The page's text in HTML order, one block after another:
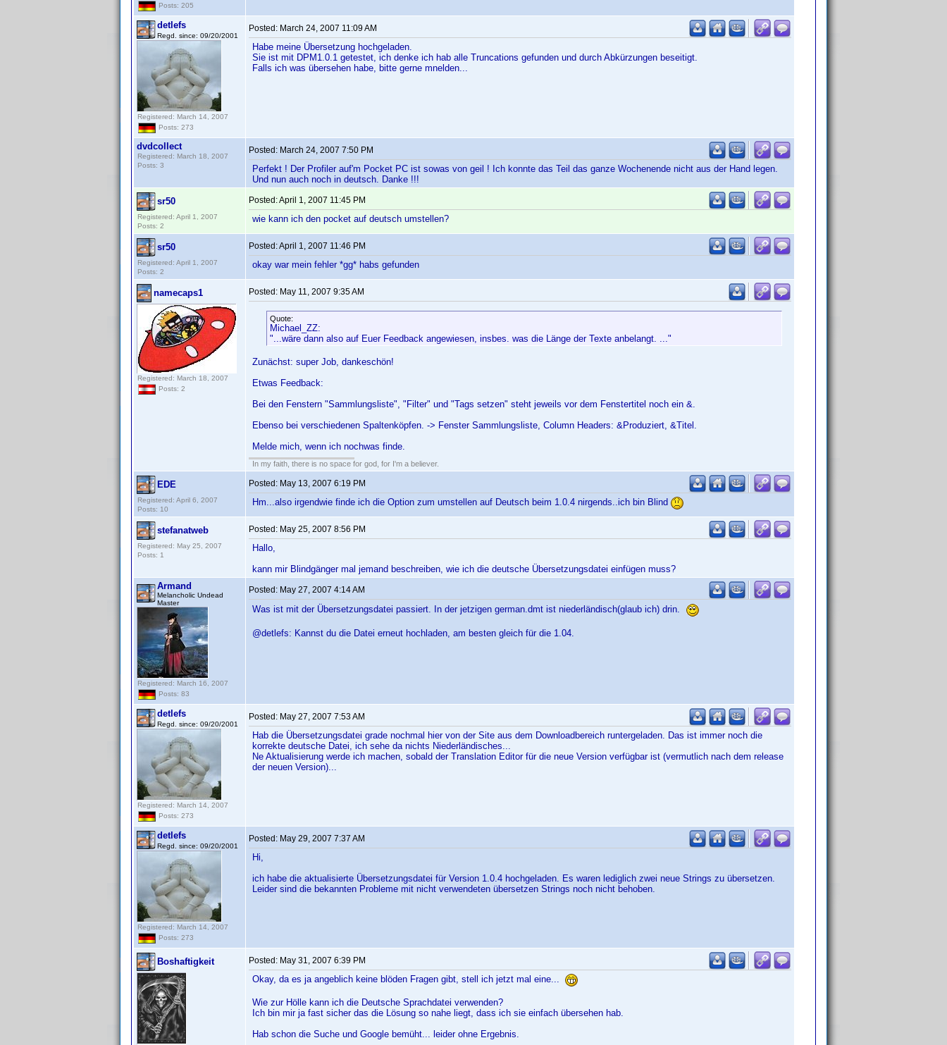
Posts: 205
detlefs
Regd. since: 09/20/2001
Registered: March 14, 2007
Posts: 273
Posted: March 24, 2007 11:09 AM
Habe meine Übersetzung hochgeladen.
Sie ist mit DPM1.0.1 getestet, ich denke ich hab alle Truncations gefunden und durch Abkürzungen beseitigt.
Falls ich was übersehen habe, bitte gerne mnelden...
dvdcollect
Registered: March 18, 2007
Posts: 3
Posted: March 24, 2007 7:50 PM
Perfekt ! Der Profiler auf'm Pocket PC ist sowas von geil ! Ich konnte das Teil das ganze Wochenende nicht aus der Hand legen.
Und nun auch noch in deutsch. Danke !!!
sr50
Registered: April 1, 2007
Posts: 2
Posted:April 1, 2007 11:45 PM
wie kann ich den pocket auf deutsch umstellen?
sr50
Registered: April 1, 2007
Posts: 2
Posted:April 1, 2007 11:46 PM
okay war mein fehler *gg* habs gefunden
namecaps1
Registered: March 18, 2007
Posts: 2
Posted: May 11, 2007 9:35 AM
Quote:
Michael_ZZ:
"...wäre dann also auf Euer Feedback angewiesen, insbes. was die Länge der Texte anbelangt. ..."
Zunächst: super Job, dankeschön!
Etwas Feedback:
Bei den Fenstern "Sammlungsliste", "Filter" und "Tags setzen" steht jeweils vor dem Fenstertitel noch ein &.
Ebenso bei verschiedenen Spaltenköpfen. -> Fenster Sammlungsliste, Column Headers: &Produziert, &Titel.
Melde mich, wenn ich nochwas finde.
In my faith, there is no space for god, for I'm a believer.
EDE
Registered: April 6, 2007
Posts: 10
Posted: May 13, 2007 6:19 PM
Hm...also irgendwie finde ich die Option zum umstellen auf Deutsch beim 1.0.4 nirgends..ich bin Blind
stefanatweb
Registered: May 25, 2007
Posts: 1
Posted: May 25, 2007 8:56 PM
Hallo,
kann mir Blindgänger mal jemand beschreiben, wie ich die deutsche Übersetzungsdatei einfügen muss?
Armand
Melancholic Undead
Master
Registered: March 16, 2007
Posts: 83
Posted: May 27, 2007 4:14 AM
Was ist mit der Übersetzungsdatei passiert. In der jetzigen german.dmt ist niederländisch(glaub ich) drin.
@detlefs: Kannst du die Datei erneut hochladen, am besten gleich für die 1.04.
detlefs
Regd. since: 09/20/2001
Registered: March 14, 2007
Posts: 273
Posted: May 27, 2007 7:53 AM
Hab die Übersetzungsdatei grade nochmal hier von der Site aus dem Downloadbereich runtergeladen. Das ist immer noch die
korrekte deutsche Datei, ich sehe da nichts Niederländisches...
Ne Aktualisierung werde ich machen, sobald der Translation Editor für die neue Version verfügbar ist (vermutlich nach dem release
der neuen Version)...
detlefs
Regd. since: 09/20/2001
Registered: March 14, 2007
Posts: 273
Posted: May 29, 2007 7:37 AM
Hi,
ich habe die aktualisierte Übersetzungsdatei für Version 1.0.4 hochgeladen. Es waren lediglich zwei neue Strings zu übersetzen.
Leider sind die bekannten Probleme mit nicht verwendeten übersetzen Strings noch nicht behoben.
Boshaftigkeit Posted: May 31, 2007 6:39 PM
Okay, da es ja angeblich keine blöden Fragen gibt, stell ich jetzt mal eine...
Wie zur Hölle kann ich die Deutsche Sprachdatei verwenden?
Ich bin mir ja fast sicher das die Lösung so nahe liegt, dass ich sie einfach übersehen hab.
Hab schon die Suche und Google bemüht... leider ohne Ergebnis.